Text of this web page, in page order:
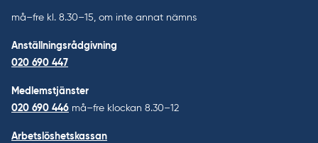
må–fre kl. 8.30–15, om inte annat nämns
Anställningsrådgivning
020 690 447
Medlemstjänster
020 690 446 må–fre klockan 8.30–12
Arbetslöshetskassan